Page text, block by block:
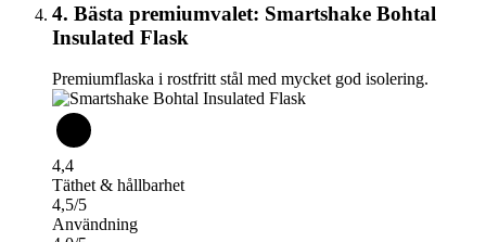
4. Bästa premiumvalet: Smartshake Bohtal
Insulated Flask
Premiumflaska i rostfritt stål med mycket god isolering.
4,4
Täthet & hållbarhet
4,5/5
Användning